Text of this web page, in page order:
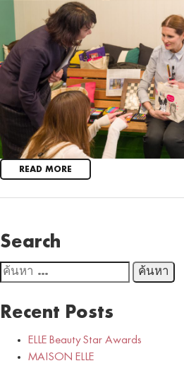
READ MORE
Search
ค้นหา
สำหรับ:
Recent Posts
ELLE Beauty Star Awards
MAISON ELLE